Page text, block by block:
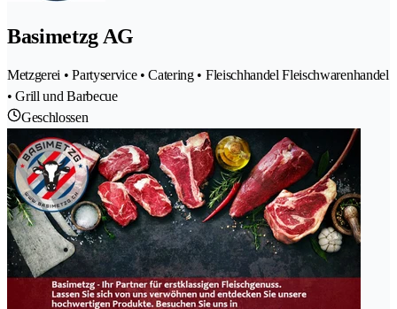
Basimetzg AG
Metzgerei • Partyservice • Catering • Fleischhandel Fleischwarenhandel
• Grill und Barbecue
Geschlossen